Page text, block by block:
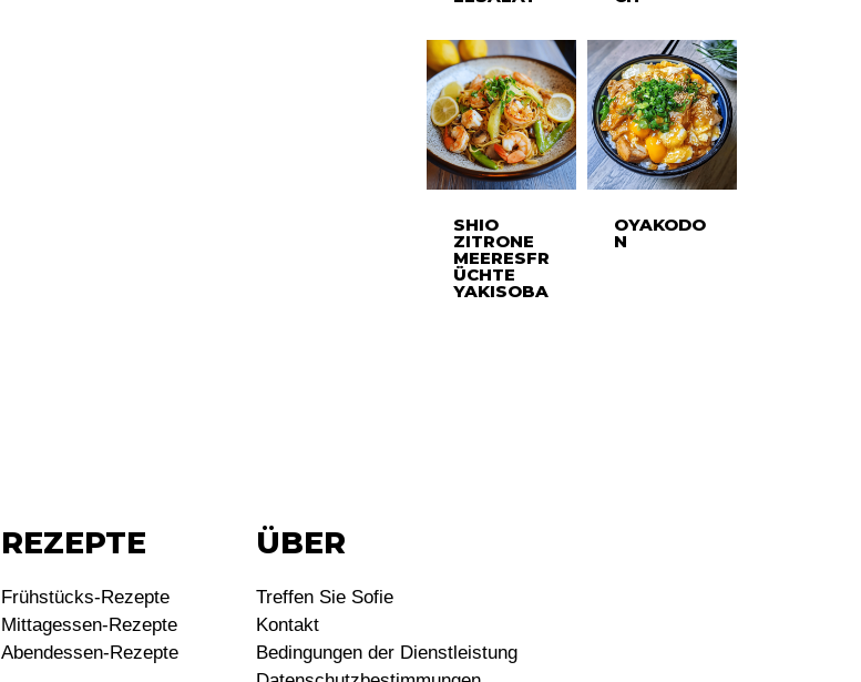
SHIO
ZITRONE
MEERESFR
ÜCHTE
YAKISOBA
OYAKODO
N
REZEPTE
Frühstücks-Rezepte
Mittagessen-Rezepte
Abendessen-Rezepte
ÜBER
Treffen Sie Sofie
Kontakt
Bedingungen der Dienstleistung